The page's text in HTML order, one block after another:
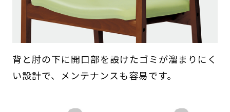
背と肘の下に開口部を設けたゴミが溜まりにく
い設計で、メンテナンスも容易です。